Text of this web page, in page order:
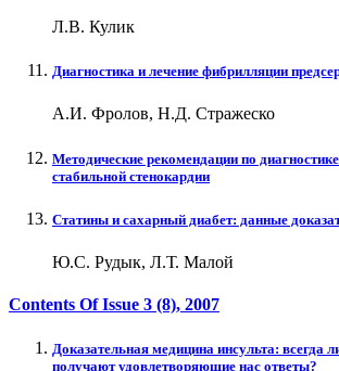
Л.В. Кулик
Диагностика и лечение фибрилляции
А.И. Фролов, Н.Д. Стражеско
Методические рекомендации по
стабильной стенокардии
Статины и сахарный диабет: данные
Ю.С. Рудык, Л.Т. Малой
Contents Of Issue 3 (8), 2007
Доказательная медицина инсульта: всегда
получают удовлетворяющие нас ответы?